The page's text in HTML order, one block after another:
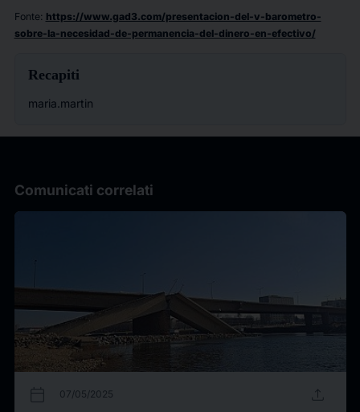
Fonte: https://www.gad3.com/presentacion-del-v-barometro-
sobre-la-necesidad-de-permanencia-del-dinero-en-efectivo/
Recapiti
maria.martin
Comunicati correlati
calendar_today 07/05/2025 upload